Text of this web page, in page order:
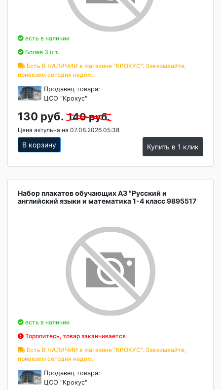
есть в наличии
Более 3 шт.
Есть В НАЛИЧИИ в магазине "КРОКУС". Заказывайте,
привезем сегодня надом.
Продавец товара:
ЦСО "Крокус"
130 руб. 140 руб.
Цена актульна на 07.08.2026 05:38
В корзину Купить в 1 клик
Набор плакатов обучающих А3 "Русский и
английский языки и математика 1-4 класс 9895517
есть в наличии
Торопитесь, товар заканчивается
Есть В НАЛИЧИИ в магазине "КРОКУС". Заказывайте,
привезем сегодня надом.
Продавец товара:
ЦСО "Крокус"